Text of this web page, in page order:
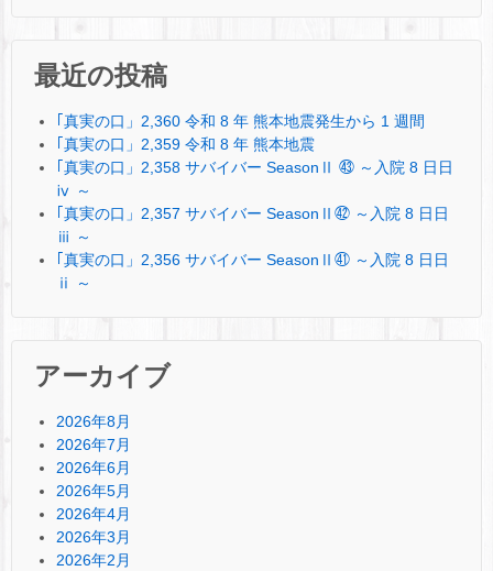
最近の投稿
｢真実の口」2,360 令和 8 年 熊本地震発生から 1 週間
｢真実の口」2,359 令和 8 年 熊本地震
｢真実の口」2,358 サバイバー SeasonⅡ ㊸ ～入院 8 日日
ⅳ ～
｢真実の口」2,357 サバイバー SeasonⅡ㊷ ～入院 8 日日
ⅲ ～
｢真実の口」2,356 サバイバー SeasonⅡ㊶ ～入院 8 日日
ⅱ ～
アーカイブ
2026年8月
2026年7月
2026年6月
2026年5月
2026年4月
2026年3月
2026年2月